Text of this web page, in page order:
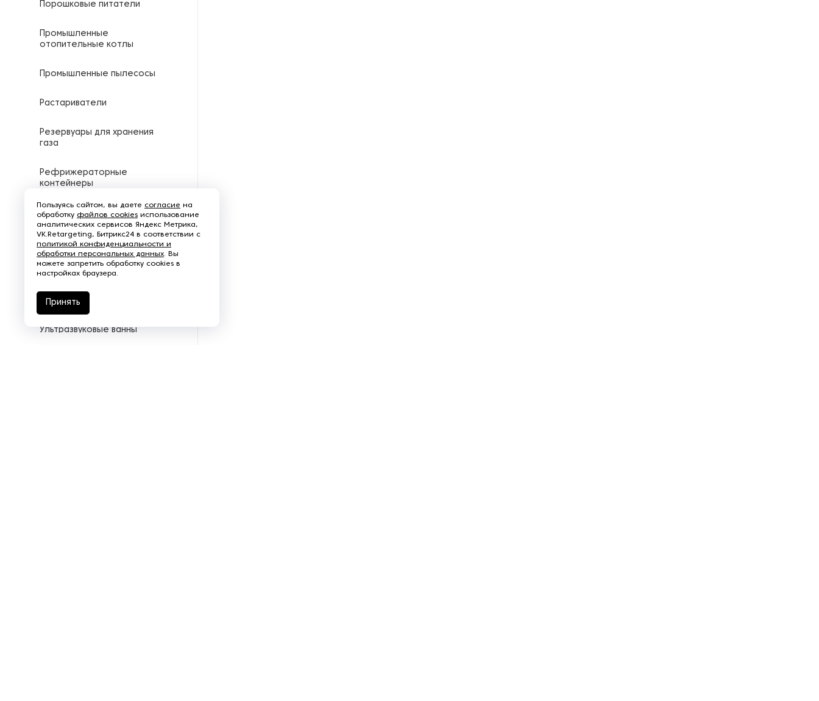
Порошковые питатели
Промышленные
отопительные котлы
Промышленные пылесосы
Растариватели
Резервуары для хранения
газа
Рефрижераторные
контейнеры
Системы оснежения
Стабилизаторы напряжения
Теплогенераторы
Термостаты
Ультразвуковые ванны
Пользуясь сайтом, вы даете согласие на
обработку файлов cookies использование
аналитических сервисов Яндекс Метрика,
VK.Retargeting, Битрикс24 в соответствии с
политикой конфиденциальности и
обработки персональных данных. Вы
можете запретить обработку cookies в
настройках браузера.
Принять